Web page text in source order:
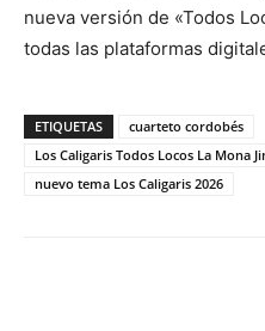
nueva versión de «Todos
todas las plataformas
ETIQUETAS
cuarteto cordobés
Los Caligaris Todos Locos La Mona
nuevo tema Los Caligaris 2026